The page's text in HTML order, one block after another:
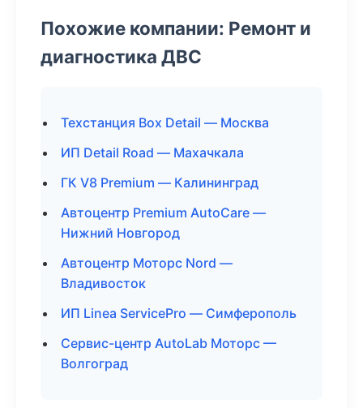
Похожие компании: Ремонт и
диагностика ДВС
Техстанция Box Detail — Москва
ИП Detail Road — Махачкала
ГК V8 Premium — Калининград
Автоцентр Premium AutoCare —
Нижний Новгород
Автоцентр Моторс Nord —
Владивосток
ИП Linea ServicePro — Симферополь
Сервис-центр AutoLab Моторс —
Волгоград